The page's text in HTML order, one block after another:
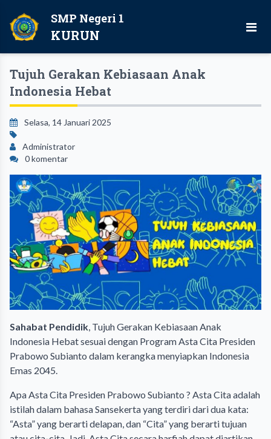
SMP Negeri 1
KURUN
Tujuh Gerakan Kebiasaan Anak
Indonesia Hebat
Selasa, 14 Januari 2025
Administrator
0 komentar
Sahabat Pendidik, Tujuh Gerakan Kebiasaan Anak
Indonesia Hebat sesuai dengan Program Asta Cita Presiden
Prabowo Subianto dalam kerangka menyiapkan Indonesia
Emas 2045.
Apa Asta Cita Presiden Prabowo Subianto ? Asta Cita adalah
istilah dalam bahasa Sansekerta yang terdiri dari dua kata:
“Asta” yang berarti delapan, dan “Cita” yang berarti tujuan